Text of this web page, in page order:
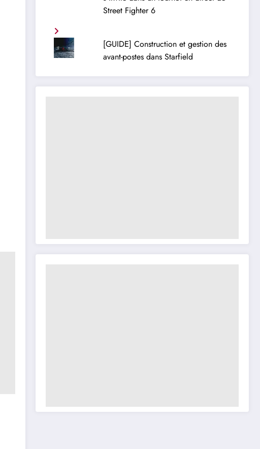
Street Fighter 6
[GUIDE] Construction et gestion des
avant-postes dans Starfield